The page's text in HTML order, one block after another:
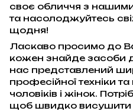
своє обличчя з
та насолоджуйтесь
щодня!
Ласкаво просимо до
кожен знайде засоби
нас представлений
професійної техніки
чоловіків і жінок.
щоб швидко висушити